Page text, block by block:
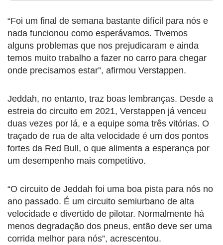
“Foi um final de semana bastante difícil para nós e
nada funcionou como esperávamos. Tivemos
alguns problemas que nos prejudicaram e ainda
temos muito trabalho a fazer no carro para chegar
onde precisamos estar”, afirmou Verstappen.
Jeddah, no entanto, traz boas lembranças. Desde a
estreia do circuito em 2021, Verstappen já venceu
duas vezes por lá, e a equipe soma três vitórias. O
traçado de rua de alta velocidade é um dos pontos
fortes da Red Bull, o que alimenta a esperança por
um desempenho mais competitivo.
“O circuito de Jeddah foi uma boa pista para nós no
ano passado. É um circuito semiurbano de alta
velocidade e divertido de pilotar. Normalmente há
menos degradação dos pneus, então deve ser uma
corrida melhor para nós”, acrescentou.